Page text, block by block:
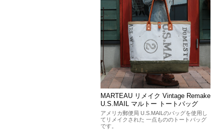
MARTEAU リメイク Vintage Remake
U.S.MAIL マルトー トートバッグ
アメリカ郵便局 U.S.MAILのバッグを使用し
てリメイクされた 一点もののトートバッグ
です。